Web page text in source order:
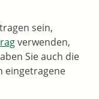
sein,
verwenden,
Sie auch die
eingetragene